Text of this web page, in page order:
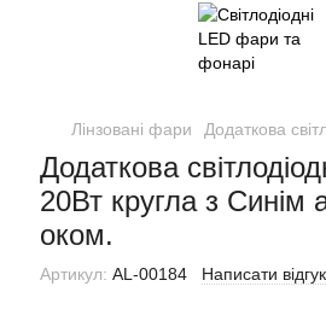
Лінзовані фари Додаткова
Додаткова
20Вт кругла з Синім
оком.
Артикул: AL-00184 Написати відгук